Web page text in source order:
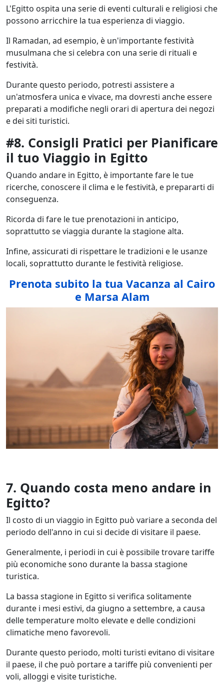
L'Egitto ospita una serie di eventi culturali e religiosi che
possono arricchire la tua esperienza di viaggio.
Il Ramadan, ad esempio, è un'importante festività
musulmana che si celebra con una serie di rituali e
festività.
Durante questo periodo, potresti assistere a
un'atmosfera unica e vivace, ma dovresti anche essere
preparati a modifiche negli orari di apertura dei negozi
e dei siti turistici.
#8. Consigli Pratici per Pianificare
il tuo Viaggio in Egitto
Quando andare in Egitto, è importante fare le tue
ricerche, conoscere il clima e le festività, e prepararti di
conseguenza.
Ricorda di fare le tue prenotazioni in anticipo,
soprattutto se viaggia durante la stagione alta.
Infine, assicurati di rispettare le tradizioni e le usanze
locali, soprattutto durante le festività religiose.
Prenota subito la tua Vacanza al Cairo
e Marsa Alam
7. Quando costa meno andare in
Egitto?
Il costo di un viaggio in Egitto può variare a seconda del
periodo dell'anno in cui si decide di visitare il paese.
Generalmente, i periodi in cui è possibile trovare tariffe
più economiche sono durante la bassa stagione
turistica.
La bassa stagione in Egitto si verifica solitamente
durante i mesi estivi, da giugno a settembre, a causa
delle temperature molto elevate e delle condizioni
climatiche meno favorevoli.
Durante questo periodo, molti turisti evitano di visitare
il paese, il che può portare a tariffe più convenienti per
voli, alloggi e visite turistiche.